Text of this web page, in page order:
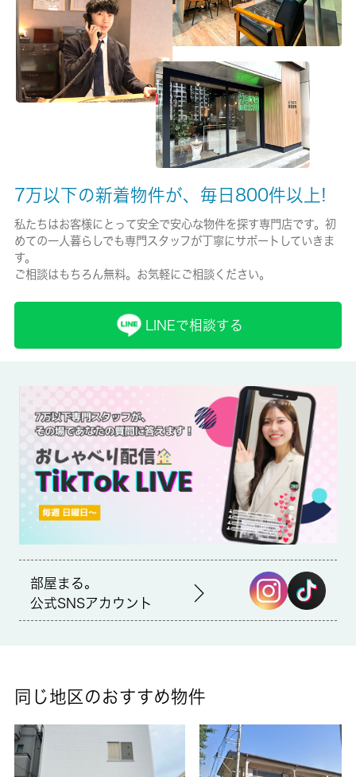
有/-
保険名/保険期間
-/2年
日本セーフティー株式会社 初回保証料賃料総額50％、年間保証
賃貸区分/契約期間
一般/2年
ｍｉｎｉピアゴ関町北１丁目店まで徒歩4分です。モニターで来
訪者を確認し、インターホンを通じて室内から会話することがで
きます。室内設備はシステムキッチン・エアコンなど豊富に揃っ
ており、過ごしやすいお部屋になっております。当社には、こだ
わり条件や特集が満載です。練馬区エリアや西武新宿線武蔵関付
近できっと素敵なお部屋が見つかることでしょう。・火災保険は
月額払いとなります。・鍵交換は必須です。・解約違約金あり
（1年未満の場合 賃料1ヶ月分）
7万以下の新着物件が、毎日800件以上!
私たちはお客様にとって安全で安心な物件を探す専門店です。初
めての一人暮らしでも専門スタッフが丁寧にサポートしていきま
す。
ご相談はもちろん無料。お気軽にご相談ください。
LINEで相談する
部屋まる。
公式SNSアカウント
同じ地区のおすすめ物件